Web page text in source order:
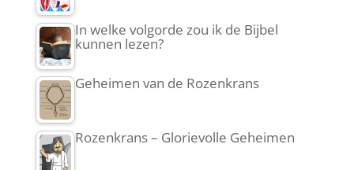
In welke volgorde zou ik de Bijbel
kunnen lezen?
Geheimen van de Rozenkrans
Rozenkrans – Glorievolle Geheimen